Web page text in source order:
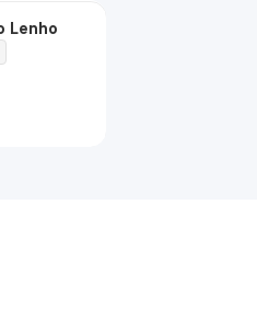
Lenho